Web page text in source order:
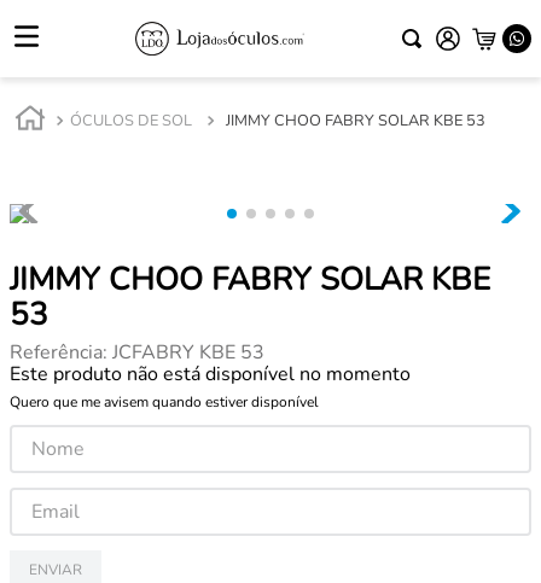
ÓCULOS DE SOL JIMMY CHOO FABRY SOLAR KBE 53
JIMMY CHOO FABRY SOLAR KBE
53
Referência: JCFABRY KBE 53
Este produto não está disponível no momento
Quero que me avisem quando estiver disponível
ENVIAR